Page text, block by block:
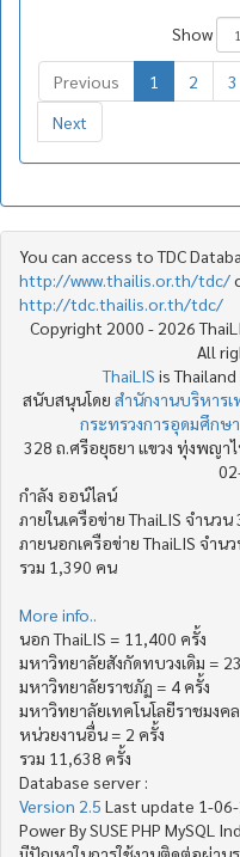
Show
Previous 1 2 3
Next
You can access to TDC
http://www.thailis.or.th/tdc/
http://tdc.thailis.or.th/tdc/
Copyright 2000 - 2026
All
ThaiLIS is
สนับสนุนโดย สำนักงานบริหาร
กระทรวงการอุดมศึกษ
328 ถ.ศรีอยุธยา แขวง ทุ่งพญาไ
กำลัง ออน์ไลน์
ภายในเครือข่าย ThaiLIS จำนวน
ภายนอกเครือข่าย ThaiLIS จำน
รวม 1,390 คน
More info..
นอก ThaiLIS = 11,400 ครั้ง
มหาวิทยาลัยสังกัดทบวงเดิม =
มหาวิทยาลัยราชภัฏ = 4 ครั้ง
มหาวิทยาลัยเทคโนโลยีราชมงค
หน่วยงานอื่น = 2 ครั้ง
รวม 11,638 ครั้ง
Database server :
Version 2.5 Last update 1-
Power By SUSE PHP MySQL